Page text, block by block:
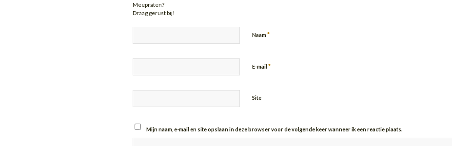
Meepraten?
Draag gerust bij!
Naam*
E-mail*
Site
Mijn naam, e-mail en site opslaan in deze browser voor de volgende keer wanneer ik een reactie plaats.